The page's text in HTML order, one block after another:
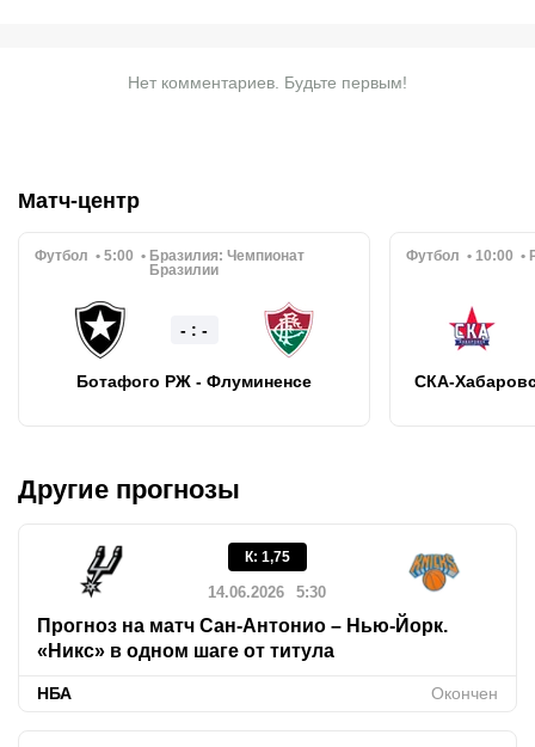
Нет комментариев. Будьте первым!
Матч-центр
Футбол 5:00 Бразилия: Чемпионат
Бразилии
- : -
Ботафого РЖ - Флуминенсе
Футбол 10:00
СКА-
Другие прогнозы
К: 1,75
14.06.2026 5:30
Прогноз на матч Сан-Антонио – Нью-Йорк.
«Никс» в одном шаге от титула
НБА Окончен